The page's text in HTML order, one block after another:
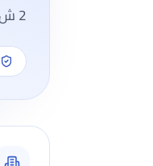
2 ش السبتيه - ميدان رمسيس